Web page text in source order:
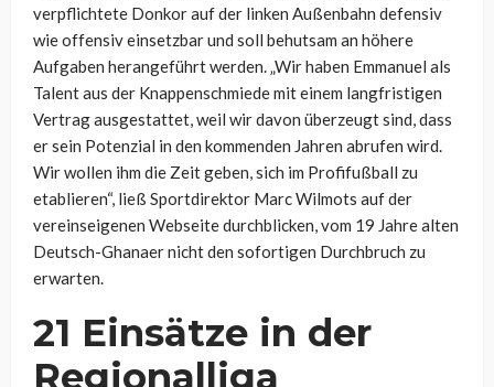
verpflichtete Donkor auf der linken Außenbahn defensiv
wie offensiv einsetzbar und soll behutsam an höhere
Aufgaben herangeführt werden. „Wir haben Emmanuel als
Talent aus der Knappenschmiede mit einem langfristigen
Vertrag ausgestattet, weil wir davon überzeugt sind, dass
er sein Potenzial in den kommenden Jahren abrufen wird.
Wir wollen ihm die Zeit geben, sich im Profifußball zu
etablieren“, ließ Sportdirektor Marc Wilmots auf der
vereinseigenen Webseite durchblicken, vom 19 Jahre alten
Deutsch-Ghanaer nicht den sofortigen Durchbruch zu
erwarten.
21 Einsätze in der
Regionalliga